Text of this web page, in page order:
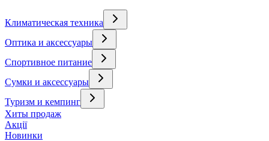
Климатическая техника
Оптика и аксессуары
Спортивное питание
Сумки и аксессуары
Туризм и кемпинг
Хиты продаж
Акції
Новинки